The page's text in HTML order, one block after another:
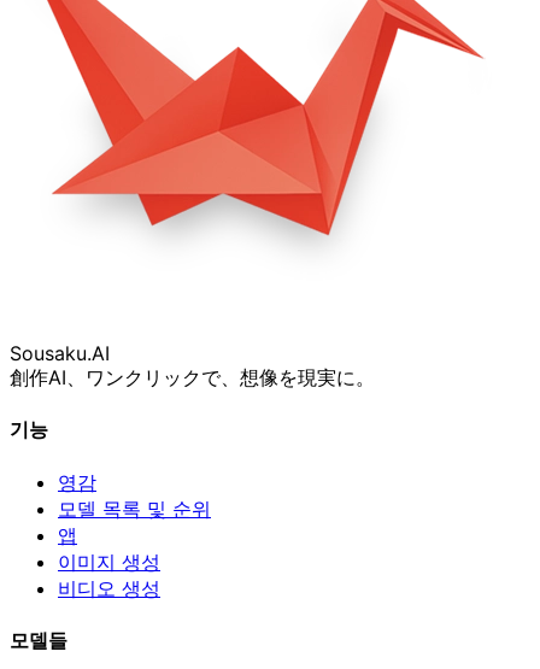
Sousaku.AI
創作AI、ワンクリックで、想像を現実に。
기능
영감
모델 목록 및 순위
앱
이미지 생성
비디오 생성
모델들